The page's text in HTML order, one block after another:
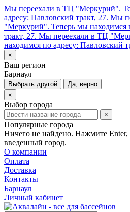
Мы переехали в ТЦ "Меркурий".
адресу: Павловский тракт, 27. Мы
"Меркурий". Теперь мы находимся
тракт, 27. Мы переехали в ТЦ
находимся по адресу: Павловский
×
Ваш регион
Барнаул
Выбрать другой
Да, верно
×
Выбор города
×
Популярные города
Ничего не найдено. Нажмите
введенный город.
О компании
Оплата
Доставка
Контакты
Барнаул
Личный кабинет